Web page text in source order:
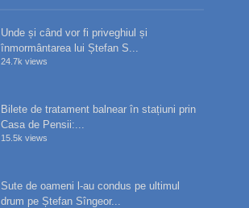
Unde și când vor fi priveghiul și
înmormântarea lui Ștefan S...
24.7k views
Bilete de tratament balnear în stațiuni prin
Casa de Pensii:...
15.5k views
Sute de oameni l-au condus pe ultimul
drum pe Ștefan Sîngeor...